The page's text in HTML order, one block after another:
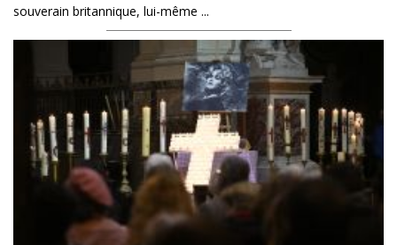
souverain britannique, lui-même ...